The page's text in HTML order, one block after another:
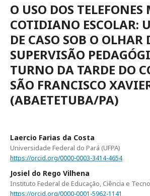
O USO DOS
COTIDIANO ESCOLAR:
DE CASO SOB O OLHAR
SUPERVISÃO
TURNO DA TARDE DO
SÃO FRANCISCO
(ABAETETUBA/PA)
Laercio Farias da Costa
Universidade Federal do Pará (UFPA)
https://orcid.org/0000-0003-3414-4654
Josiel do Rego Vilhena
Instituto Federal de Educação, Ciência e
https://orcid.org/0000-0001-5962-1141